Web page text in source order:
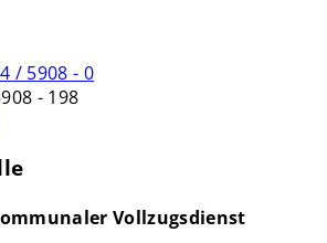
/ 5908 - 0
- 198
Vollzugsdienst